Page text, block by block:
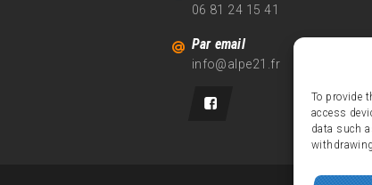
To provide
access
data such
06 81 24 15 41
Par email
info@alpe21.fr